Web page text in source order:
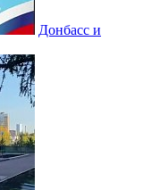
Донбасс и